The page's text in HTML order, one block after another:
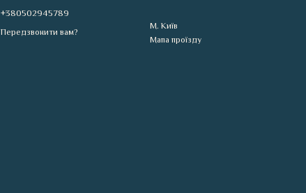
+380502945789
Передзвонити вам?
М. Київ
Мапа проїзду